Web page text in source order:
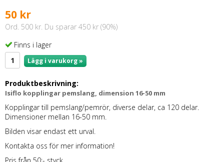
50 kr
Ord. 500 kr. Du sparar 450 kr (90%)
Finns i lager
Lägg i varukorg »
Produktbeskrivning:
Isiflo kopplingar pemslang, dimension 16-50 mm
Kopplingar till pemslang/pemrör, diverse delar, ca 120 delar.
Dimensioner mellan 16-50 mm.
Bilden visar endast ett urval.
Kontakta oss för mer information!